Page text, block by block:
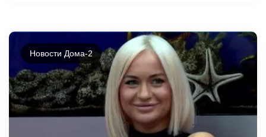
Новости Дома-2